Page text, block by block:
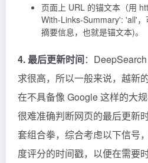
页面上 URL 的锚文本（用
With-Links-Summary': 'all'
摘要信息，也就是锚文本)。
4. 最后更新时间：
求很高，所以一般来说，越新
在不具备像 Google 这样的大
很难准确判断网页的最后更新
套组合拳，综合考虑以下信号
度评分的时间戳，以便在需要